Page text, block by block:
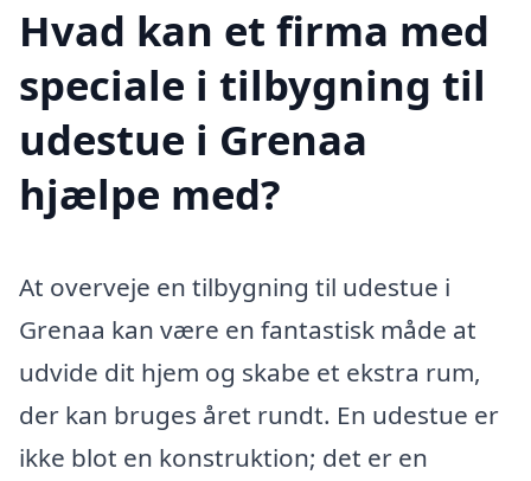
Hvad kan et firma med
speciale i tilbygning til
udestue i Grenaa
hjælpe med?
At overveje en tilbygning til udestue i
Grenaa kan være en fantastisk måde at
udvide dit hjem og skabe et ekstra rum,
der kan bruges året rundt. En udestue er
ikke blot en konstruktion; det er en